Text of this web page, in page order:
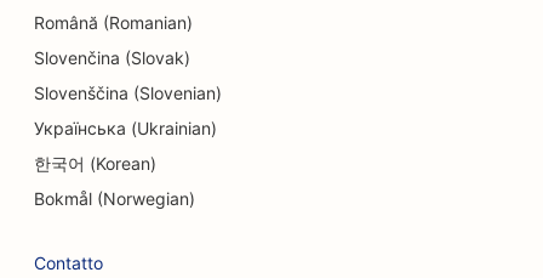
EO per i ristoranti etnici
SEO per le Escape Room
SEO per i servizi di lifting
SEO per i ristoranti a conduzione familiare
SEO per i pianificatori finanziari
Română (Romanian)
Slovenčina (Slovak)
Slovenščina (Slovenian)
Українська (Ukrainian)
한국어 (Korean)
Bokmål (Norwegian)
Contatto